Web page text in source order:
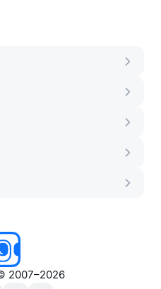
2007–2026